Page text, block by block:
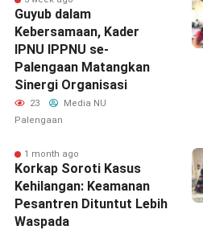
Guyub dalam
Kebersamaan, Kader
IPNU IPPNU se-
Palengaan Matangkan
Sinergi Organisasi
23
Media NU
Palengaan
1 month ago
Korkap Soroti Kasus
Kehilangan: Keamanan
Pesantren Dituntut Lebih
Waspada‎